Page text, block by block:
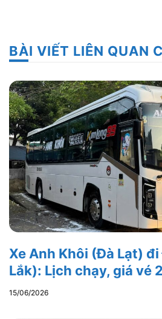
BÀI VIẾT LIÊN QUAN
Xe Anh Khôi (Đà Lạt)
Lắk): Lịch chạy, giá vé
15/06/2026